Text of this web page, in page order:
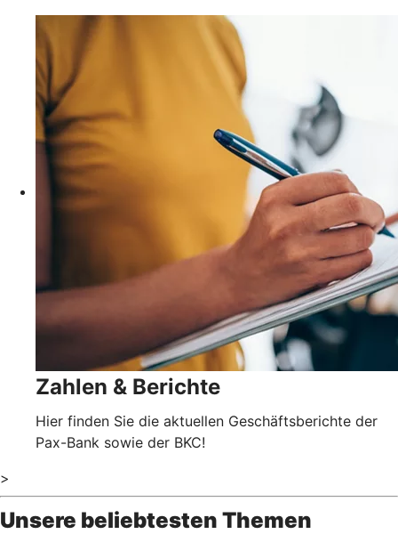
Zahlen & Berichte
Hier finden Sie die aktuellen Geschäftsberichte der
Pax-Bank sowie der BKC!
>
Unsere beliebtesten Themen